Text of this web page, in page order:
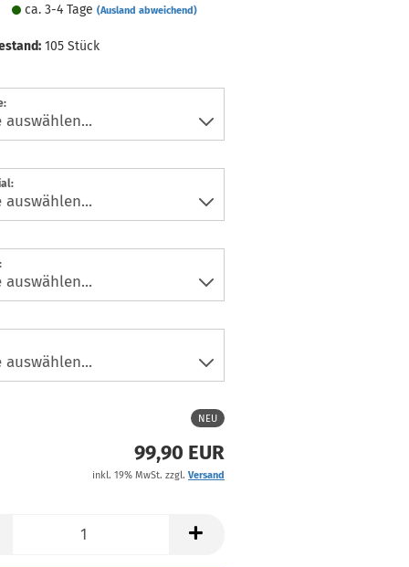
ca. 3-4 Tage (Ausland abweichend)
105 Stück
NEU
99,90 EUR
inkl. 19% MwSt. zzgl. Versand